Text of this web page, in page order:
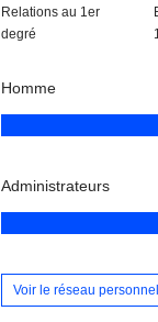
Relations au 1er
degré
Homme
Administrateurs
Voir le réseau personnel